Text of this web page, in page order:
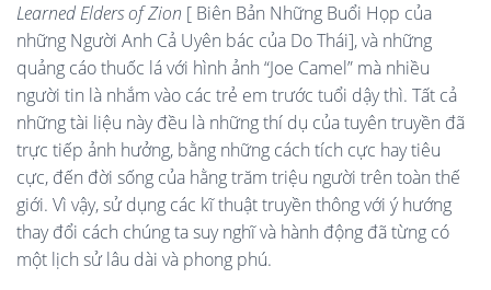
Learned Elders of Zion [ Biên Bản Những Buổi Họp của
những Người Anh Cả Uyên bác của Do Thái], và những
quảng cáo thuốc lá với hình ảnh “Joe Camel” mà nhiều
người tin là nhắm vào các trẻ em trước tuổi dậy thì. Tất cả
những tài liệu này đều là những thí dụ của tuyên truyền đã
trực tiếp ảnh hưởng, bằng những cách tích cực hay tiêu
cực, đến đời sống của hằng trăm triệu người trên toàn thế
giới. Vì vậy, sử dụng các kĩ thuật truyền thông với ý hướng
thay đổi cách chúng ta suy nghĩ và hành động đã từng có
một lịch sử lâu dài và phong phú.